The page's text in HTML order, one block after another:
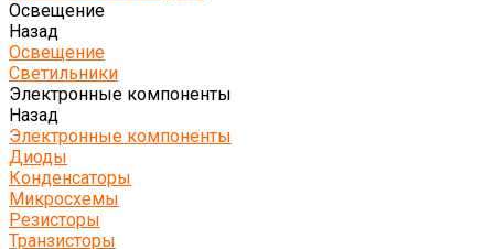
Освещение
Назад
Освещение
Светильники
Электронные компоненты
Назад
Электронные компоненты
Диоды
Конденсаторы
Микросхемы
Резисторы
Транзисторы